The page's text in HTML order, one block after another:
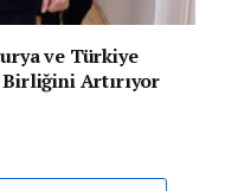
ve Türkiye
Artırıyor